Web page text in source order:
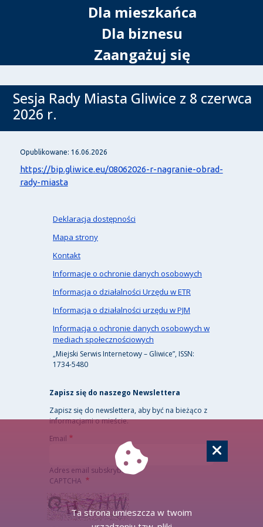
Dla mieszkańca
Dla biznesu
Zaangażuj się
Sesja Rady Miasta Gliwice z 8 czerwca
2026 r.
Opublikowane: 16.06.2026
https://bip.gliwice.eu/08062026-r-nagranie-obrad-
rady-miasta
Deklaracja dostępności
Mapa strony
Kontakt
Informacje o ochronie danych osobowych
Informacja o działalności Urzędu w ETR
Informacja o działalności urzędu w PJM
Informacja o ochronie danych osobowych w
mediach społecznościowych
„Miejski Serwis Internetowy – Gliwice”, ISSN:
1734-5480
Zapisz się do naszego Newslettera
Zapisz się do newslettera, aby być na bieżąco z
informacjami o mieście.
Email
Adres email subskrybenta
CAPTCHA
Ta strona umieszcza w twoim